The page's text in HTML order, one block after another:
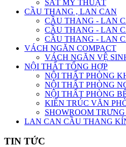
SẮT MỸ THUẬT
CẦU THANG , LAN CAN
CẦU THANG - LAN
CẦU THANG - LAN
CẦU THANG - LAN
VÁCH NGĂN COMPACT
VÁCH NGĂN VỆ
NỘI THẤT TỔNG HỢP
NỘI THẤT PHÒNG
NỘI THẤT PHÒNG
NỘI THẤT PHÒNG
KIẾN TRÚC VĂN
SHOWROOM
LAN CAN CẦU THANG
TIN TỨC